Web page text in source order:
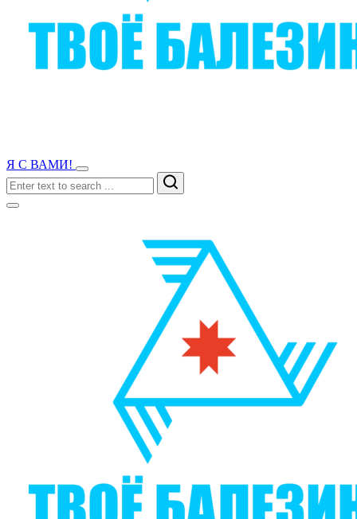
Я С ВАМИ!
Search